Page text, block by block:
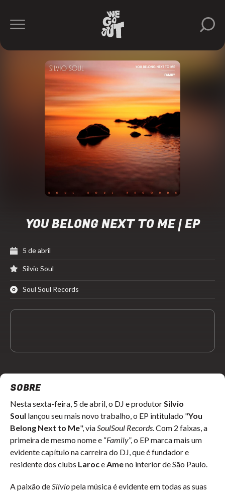
YOU BELONG NEXT TO ME | EP
5 de abril
Silvio Soul
Soul Soul Records
SOBRE
Nesta sexta-feira, 5 de abril, o DJ e produtorSilvio
Soul lançou seu mais novo trabalho, o EP intitulado "You
Belong Next to Me", viaSoulSoul Records.Com 2 faixas, a
primeira de mesmo nome e “Family”, o EP marca mais um
evidente capítulo na carreira do DJ, que é fundador e
residente dos clubs LaroceAmeno interior de São Paulo.
A paixão deSilviopela música é evidente em todas as suas